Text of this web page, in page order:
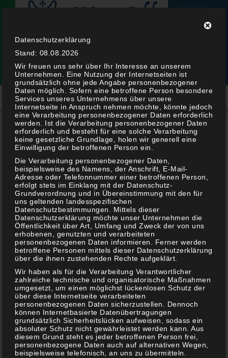
Gratinierte Erdbeeren
s1-g1 30. Mai 2020
schneller, leckerer Nachtisch vom Grill (geht auch mit
anderem Obst) Es ist endlich wieder soweit, es ist
Erdbeer-Zeit. Und eigentlich […]
Weiterlesen
Datenschutzerklärung
Stand: 08.08.2026
Wir freuen uns sehr über Ihr Interesse an unserem
Unternehmen. Eine Nutzung der Internetseiten ist
grundsätzlich ohne jede Angabe personenbezogener
Daten möglich. Sofern eine betroffene Person besondere
Services unseres Unternehmens über unsere
Internetseite in Anspruch nehmen möchte, könnte jedoch
eine Verarbeitung personenbezogener Daten erforderlich
werden. Ist die Verarbeitung personenbezogener Daten
erforderlich und besteht für eine solche Verarbeitung
keine gesetzliche Grundlage, holen wir generell eine
Einwilligung der betroffenen Person ein.
Die Verarbeitung personenbezogener Daten,
beispielsweise des Namens, der Anschrift, E-Mail-
Adresse oder Telefonnummer einer betroffenen Person,
erfolgt stets im Einklang mit der Datenschutz-
Grundverordnung und in Übereinstimmung mit den für
uns geltenden landesspezifischen
Datenschutzbestimmungen. Mittels dieser
Datenschutzerklärung möchte unser Unternehmen die
Öffentlichkeit über Art, Umfang und Zweck der von uns
erhobenen, genutzten und verarbeiteten
personenbezogenen Daten informieren. Ferner werden
betroffene Personen mittels dieser Datenschutzerklärung
über die ihnen zustehenden Rechte aufgeklärt.
Wir haben als für die Verarbeitung Verantwortlicher
zahlreiche technische und organisatorische Maßnahmen
umgesetzt, um einen möglichst lückenlosen Schutz der
über diese Internetseite verarbeiteten
personenbezogenen Daten sicherzustellen. Dennoch
können Internetbasierte Datenübertragungen
grundsätzlich Sicherheitslücken aufweisen, sodass ein
absoluter Schutz nicht gewährleistet werden kann. Aus
diesem Grund steht es jeder betroffenen Person frei,
personenbezogene Daten auch auf alternativen Wegen,
beispielsweise telefonisch, an uns zu übermitteln.